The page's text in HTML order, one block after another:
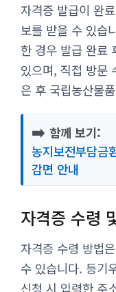
자격증 발급이 완
보를 받을 수 있습
한 경우 발급 완료
있으며, 직접 방문
은 후 국립농산물
➡️ 함께 보기:
농지보전부담금
감면 안내
자격증 수령
자격증 수령 방법
수 있습니다. 등기
신청 시 입력한 주